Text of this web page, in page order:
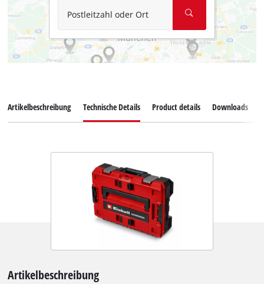
Postleitzahl oder Ort
Artikelbeschreibung Technische Details Product details Downloads
Artikelbeschreibung